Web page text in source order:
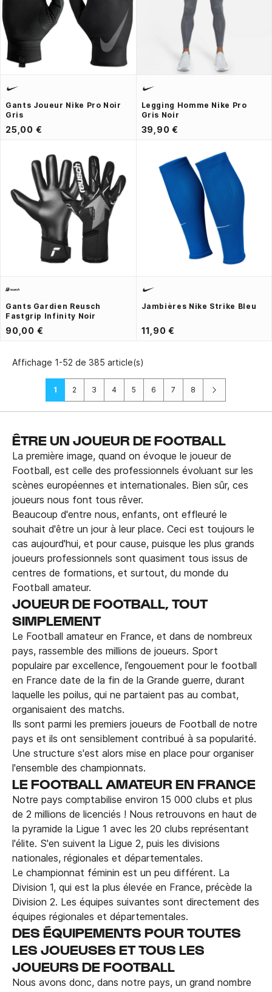
Gants Joueur Nike Pro Noir
Gris
25,00 €
Legging Homme Nike Pro
Gris Noir
39,90 €
Gants Gardien Reusch
Fastgrip Infinity Noir
90,00 €
Jambières Nike Strike Bleu
11,90 €
Affichage 1-52 de 385 article(s)
1 2 3 4 5 6 7 8 Suivant
ÊTRE UN JOUEUR DE FOOTBALL
La première image, quand on évoque le joueur de
Football, est celle des professionnels évoluant sur les
scènes européennes et internationales. Bien sûr, ces
joueurs nous font tous rêver.
Beaucoup d'entre nous, enfants, ont effleuré le
souhait d'être un jour à leur place. Ceci est toujours le
cas aujourd'hui, et pour cause, puisque les plus grands
joueurs professionnels sont quasiment tous issus de
centres de formations, et surtout, du monde du
Football amateur.
JOUEUR DE FOOTBALL, TOUT
SIMPLEMENT
Le Football amateur en France, et dans de nombreux
pays, rassemble des millions de joueurs. Sport
populaire par excellence, l’engouement pour le football
en France date de la fin de la Grande guerre, durant
laquelle les poilus, qui ne partaient pas au combat,
organisaient des matchs.
Ils sont parmi les premiers joueurs de Football de notre
pays et ils ont sensiblement contribué à sa popularité.
Une structure s'est alors mise en place pour organiser
l'ensemble des championnats.
LE FOOTBALL AMATEUR EN FRANCE
Notre pays comptabilise environ 15 000 clubs et plus
de 2 millions de licenciés ! Nous retrouvons en haut de
la pyramide la Ligue 1 avec les 20 clubs représentant
l'élite. S'en suivent la Ligue 2, puis les divisions
nationales, régionales et départementales.
Le championnat féminin est un peu différent. La
Division 1, qui est la plus élevée en France, précède la
Division 2. Les équipes suivantes sont directement des
équipes régionales et départementales.
DES ÉQUIPEMENTS POUR TOUTES
LES JOUEUSES ET TOUS LES
JOUEURS DE FOOTBALL
Nous avons donc, dans notre pays, un grand nombre